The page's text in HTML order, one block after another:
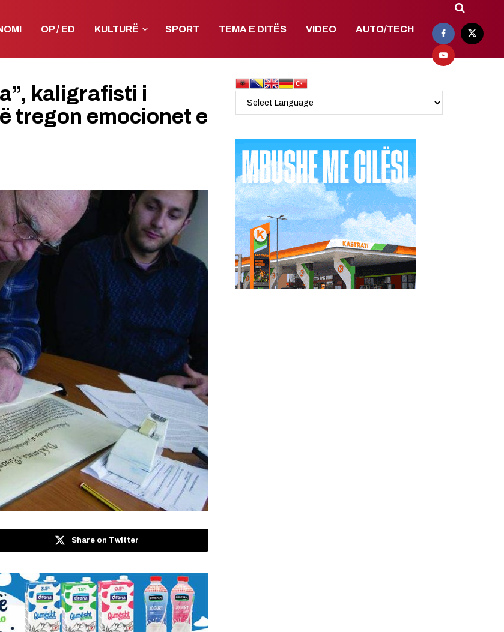
OP / ED KULTURË SPORT TEMA E DITËS VIDEO AUTO/TECH
kaligrafisti i
tregon emocionet e
Share on Twitter